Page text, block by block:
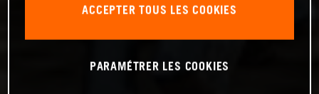
ACCEPTER TOUS LES COOKIES
PARAMÉTRER LES COOKIES